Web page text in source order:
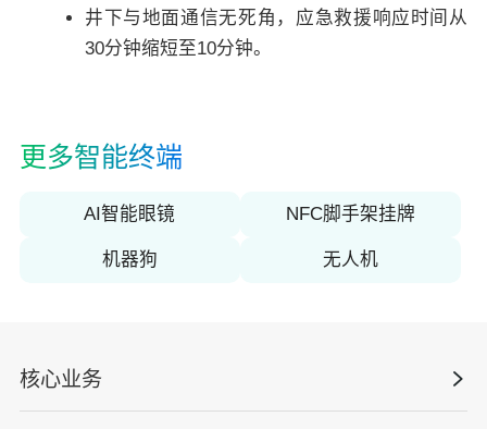
井下与地面通信无死角，应急救援响应时间从
30分钟缩短至10分钟。
更多智能终端
AI智能眼镜 NFC脚手架挂牌
机器狗 无人机
核心业务